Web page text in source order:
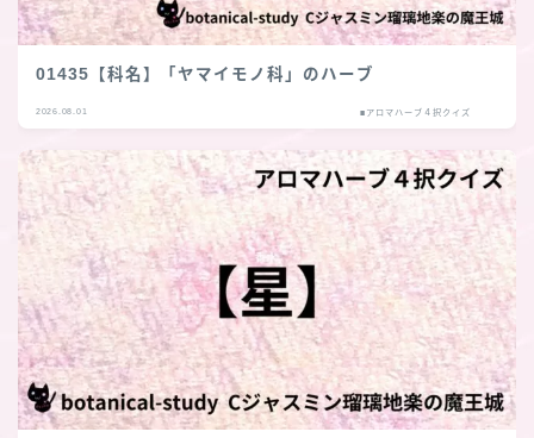
01435【科名】「ヤマイモノ科」のハーブ
2026.08.01 ■アロマハーブ４択クイズ